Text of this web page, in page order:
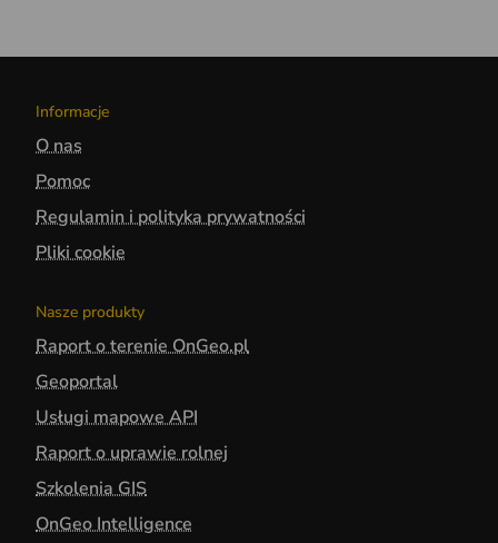
Informacje
O nas
Pomoc
Regulamin i polityka prywatności
Pliki cookie
Nasze produkty
Raport o terenie OnGeo.pl
Geoportal
Usługi mapowe API
Raport o uprawie rolnej
Szkolenia GIS
OnGeo Intelligence